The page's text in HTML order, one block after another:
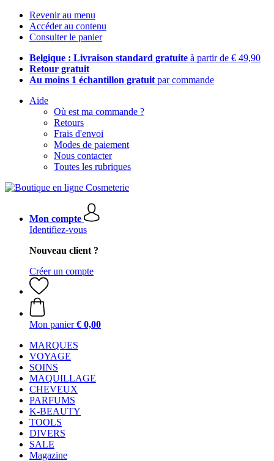
Revenir au menu
Accéder au contenu
Consulter le panier
Belgique : Livraison standard gratuite à partir de € 49,90
Retour gratuit
Au moins 1 échantillon gratuit par commande
Aide
Où est ma commande ?
Retours
Frais d'envoi
Modes de paiement
Nous contacter
Toutes les rubriques
Mon compte
Identifiez-vous
Nouveau client ?
Créer un compte
Mon panier € 0,00
MARQUES
VOYAGE
SOINS
MAQUILLAGE
CHEVEUX
PARFUMS
K-BEAUTY
TOOLS
DIVERS
SALE
Magazine